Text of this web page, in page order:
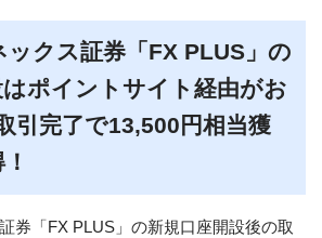
ックス証券「FX PLUS」の
ポイントサイト経由がお
引完了で13,500円相当獲
券「FX PLUS」の新規口座開設後の取